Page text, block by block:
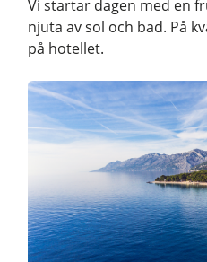
Vi startar dagen med en
njuta av sol och bad. På
på hotellet.